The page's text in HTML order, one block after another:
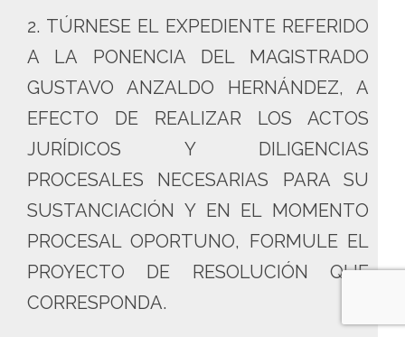
2. TÚRNESE EL EXPEDIENTE REFERIDO
A LA PONENCIA DEL MAGISTRADO
GUSTAVO ANZALDO HERNÁNDEZ, A
EFECTO DE REALIZAR LOS ACTOS
JURÍDICOS Y DILIGENCIAS
PROCESALES NECESARIAS PARA SU
SUSTANCIACIÓN Y EN EL MOMENTO
PROCESAL OPORTUNO, FORMULE EL
PROYECTO DE RESOLUCIÓN QUE
CORRESPONDA.